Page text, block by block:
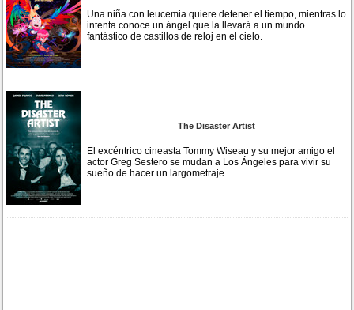
Una niña con leucemia quiere detener el tiempo, mientras lo
intenta conoce un ángel que la llevará a un mundo
fantástico de castillos de reloj en el cielo.
The Disaster Artist
El excéntrico cineasta Tommy Wiseau y su mejor amigo el
actor Greg Sestero se mudan a Los Ángeles para vivir su
sueño de hacer un largometraje.